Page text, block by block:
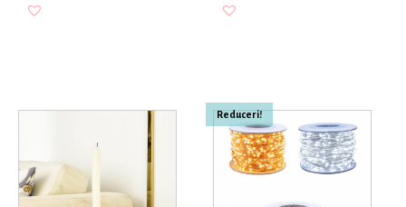
Reduceri!